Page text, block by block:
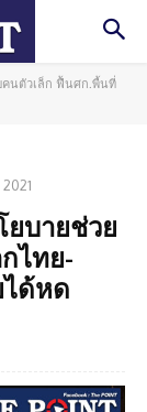
คนตัวเล็ก ฟื้นศก.พื้นที่
ยบายช่วย
ไทย-
ได้หด